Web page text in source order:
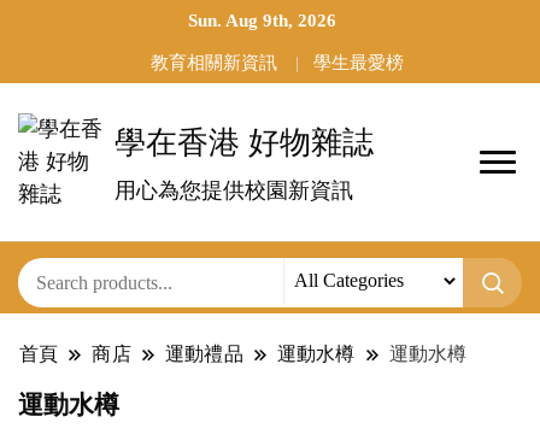
Sun. Aug 9th, 2026
教育相關新資訊 學生最愛榜
學在香港 好物雜誌
用心為您提供校園新資訊
首頁 商店 運動禮品 運動水樽 運動水樽
運動水樽